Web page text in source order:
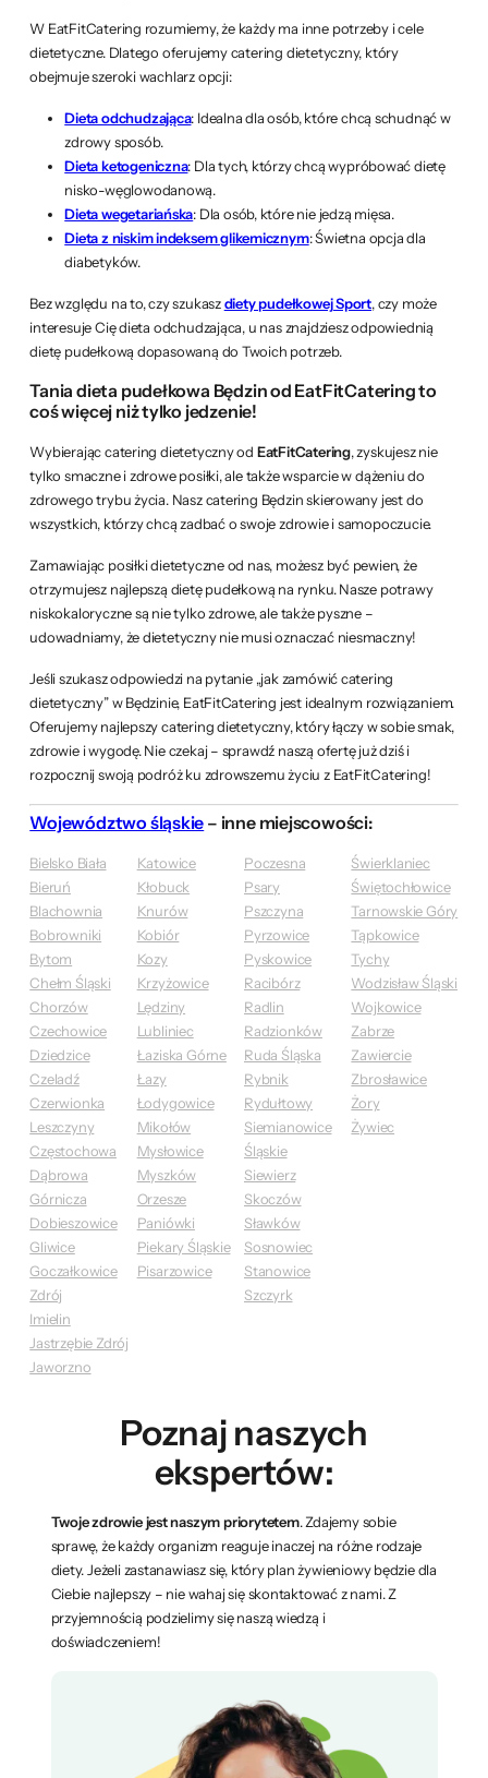
W EatFitCatering rozumiemy, że każdy ma inne potrzeby i cele
dietetyczne. Dlatego oferujemy catering dietetyczny, który
obejmuje szeroki wachlarz opcji:
Dieta odchudzająca: Idealna dla osób, które chcą schudnąć w
zdrowy sposób.
Dieta ketogeniczna: Dla tych, którzy chcą wypróbować dietę
nisko-węglowodanową.
Dieta wegetariańska: Dla osób, które nie jedzą mięsa.
Dieta z niskim indeksem glikemicznym: Świetna opcja dla
diabetyków.
Bez względu na to, czy szukaszdiety pudełkowej Sport, czy może
interesuje Cię dieta odchudzająca, u nas znajdziesz odpowiednią
dietę pudełkową dopasowaną do Twoich potrzeb.
Tania dieta pudełkowa Będzin od EatFitCatering to
coś więcej niż tylko jedzenie!
Wybierając catering dietetyczny od EatFitCatering, zyskujesz nie
tylko smaczne i zdrowe posiłki, ale także wsparcie w dążeniu do
zdrowego trybu życia. Nasz catering Będzin skierowany jest do
wszystkich, którzy chcą zadbać o swoje zdrowie i samopoczucie.
Zamawiając posiłki dietetyczne od nas, możesz być pewien, że
otrzymujesz najlepszą dietę pudełkową na rynku. Nasze potrawy
niskokaloryczne są nie tylko zdrowe, ale także pyszne –
udowadniamy, że dietetyczny nie musi oznaczać niesmaczny!
Jeśli szukasz odpowiedzi na pytanie „jak zamówić catering
dietetyczny” w Będzinie, EatFitCatering jest idealnym rozwiązaniem.
Oferujemy najlepszy catering dietetyczny, który łączy w sobie smak,
zdrowie i wygodę. Nie czekaj – sprawdź naszą ofertę już dziś i
rozpocznij swoją podróż ku zdrowszemu życiu z EatFitCatering!
Województwo śląskie – inne miejscowości:
Bielsko Biała
Bieruń
Blachownia
Bobrowniki
Bytom
Chełm Śląski
Chorzów
Czechowice
Dziedzice
Czeladź
Czerwionka
Leszczyny
Częstochowa
Dąbrowa
Górnicza
Dobieszowice
Gliwice
Goczałkowice
Zdrój
Imielin
Jastrzębie Zdrój
Jaworzno
Katowice
Kłobuck
Knurów
Kobiór
Kozy
Krzyżowice
Lędziny
Lubliniec
Łaziska Górne
Łazy
Łodygowice
Mikołów
Mysłowice
Myszków
Orzesze
Paniówki
Piekary Śląskie
Pisarzowice
Poczesna
Psary
Pszczyna
Pyrzowice
Pyskowice
Racibórz
Radlin
Radzionków
Ruda Śląska
Rybnik
Rydułtowy
Siemianowice
Śląskie
Siewierz
Skoczów
Sławków
Sosnowiec
Stanowice
Szczyrk
Świerklaniec
Świętochłowice
Tarnowskie Góry
Tąpkowice
Tychy
Wodzisław Śląski
Wojkowice
Zabrze
Zawiercie
Zbrosławice
Żory
Żywiec
Poznaj naszych
ekspertów:
Twoje zdrowie jest naszym priorytetem. Zdajemy sobie
sprawę, że każdy organizm reaguje inaczej na różne rodzaje
diety. Jeżeli zastanawiasz się, który plan żywieniowy będzie dla
Ciebie najlepszy – nie wahaj się skontaktować z nami. Z
przyjemnością podzielimy się naszą wiedzą i
doświadczeniem!